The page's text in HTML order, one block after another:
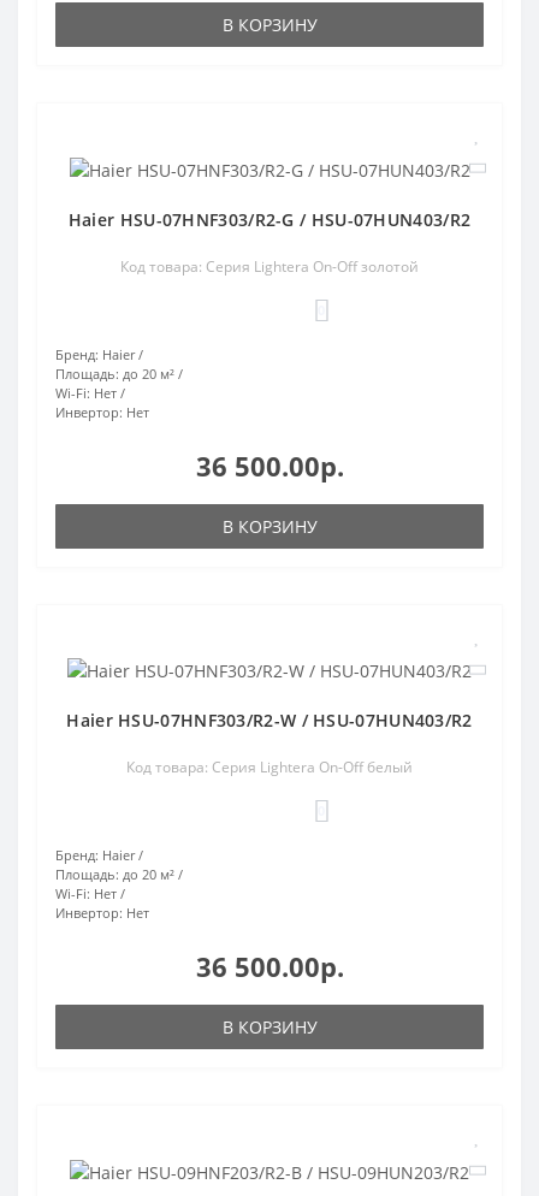
В КОРЗИНУ
Haier HSU-07HNF303/R2-G / HSU-07HUN403/R2
Код товара: Серия Lightera On-Off золотой
Бренд: Haier
Площадь: до 20 м²
Wi-Fi: Нет
Инвертор: Нет
36 500.00р.
В КОРЗИНУ
Haier HSU-07HNF303/R2-W / HSU-07HUN403/R2
Код товара: Серия Lightera On-Off белый
Бренд: Haier
Площадь: до 20 м²
Wi-Fi: Нет
Инвертор: Нет
36 500.00р.
В КОРЗИНУ